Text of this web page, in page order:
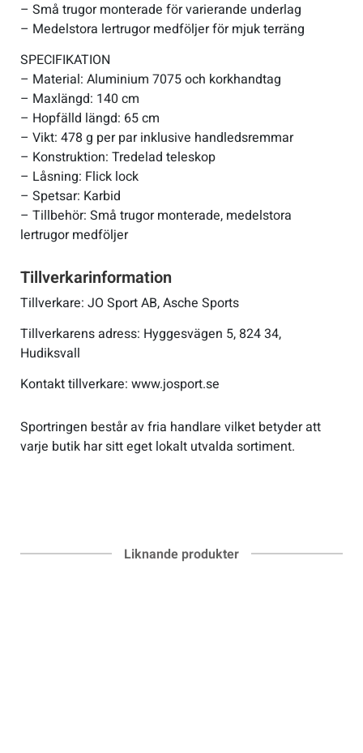
– Små trugor monterade för varierande underlag
– Medelstora lertrugor medföljer för mjuk terräng
SPECIFIKATION
– Material: Aluminium 7075 och korkhandtag
– Maxlängd: 140 cm
– Hopfälld längd: 65 cm
– Vikt: 478 g per par inklusive handledsremmar
– Konstruktion: Tredelad teleskop
– Låsning: Flick lock
– Spetsar: Karbid
– Tillbehör: Små trugor monterade, medelstora
lertrugor medföljer
Tillverkarinformation
Tillverkare: JO Sport AB, Asche Sports
Tillverkarens adress: Hyggesvägen 5, 824 34,
Hudiksvall
Kontakt tillverkare: www.josport.se
Sportringen består av fria handlare vilket betyder att
varje butik har sitt eget lokalt utvalda sortiment.
Liknande produkter